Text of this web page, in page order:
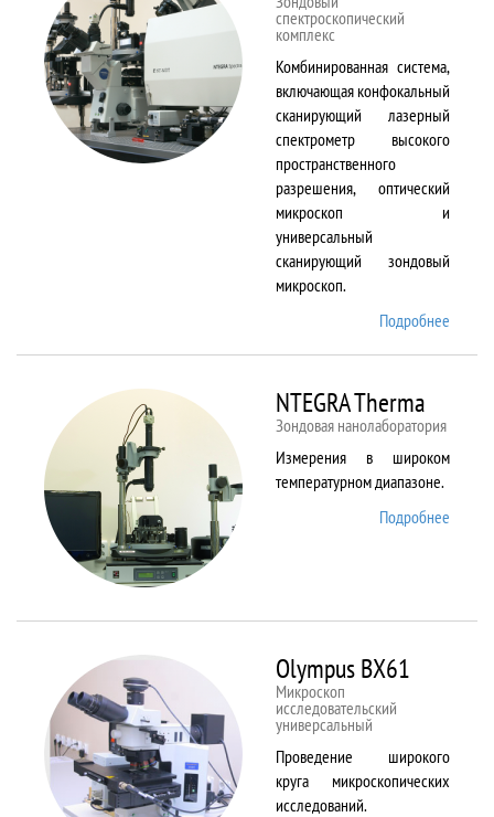
спектроскопический
комплекс
Комбинированная система,
включающая конфокальный
сканирующий лазерный
спектрометр высокого
пространственного
разрешения, оптический
микроскоп и
универсальный
сканирующий зондовый
микроскоп.
Подробнее
NTEGRA Therma
Зондовая нанолаборатория
Измерения в широком
температурном диапазоне.
Подробнее
Olympus BX61
Микроскоп
исследовательский
универсальный
Проведение широкого
круга микроскопических
исследований.